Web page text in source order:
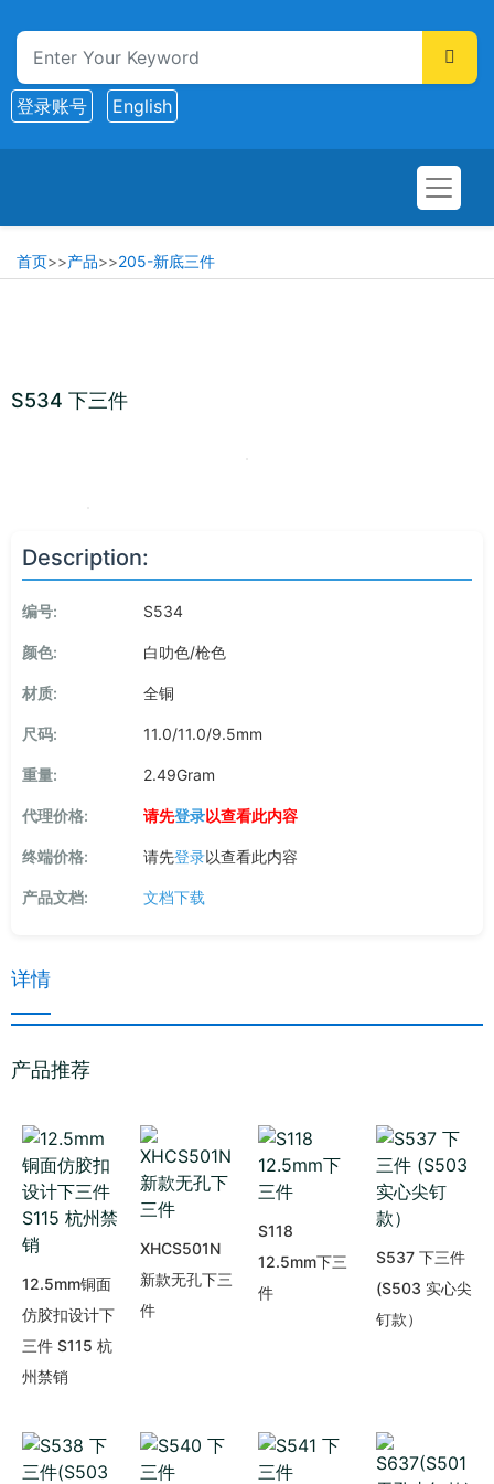
登录账号 English
首页>>产品>>205-新底三件
S534 下三件
Description:
编号: S534
颜色: 白叻色/枪色
材质: 全铜
尺码: 11.0/11.0/9.5mm
重量: 2.49Gram
代理价格: 请先登录以查看此内容
终端价格: 请先登录以查看此内容
产品文档: 文档下载
详情
产品推荐
12.5mm铜面
仿胶扣设计下
三件 S115 杭
州禁销
XHCS501N
新款无孔下三
件
S118
12.5mm下三
件
S537 下三件
(S503 实心尖
钉款）